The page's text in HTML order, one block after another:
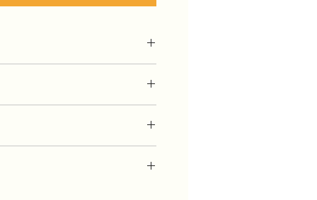
理
緒紅綠燈
技巧​
學員可按喜好四選一，同時可以
於WhatsApp學習小組提問，特別